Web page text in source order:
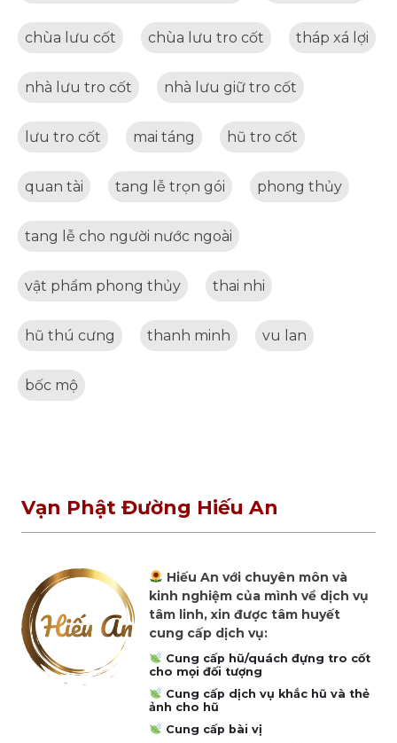
chùa lưu cốt chùa lưu tro cốt tháp xá lợi
nhà lưu tro cốt nhà lưu giữ tro cốt
lưu tro cốt mai táng hũ tro cốt
quan tài tang lễ trọn gói phong thủy
tang lễ cho người nước ngoài
vật phẩm phong thủy thai nhi
hũ thú cưng thanh minh vu lan
bốc mộ
Vạn Phật Đường Hiếu An
Hiếu An với chuyên môn và
kinh nghiệm của mình về dịch vụ
tâm linh, xin được tâm huyết
cung cấp dịch vụ:
Cung cấp hũ/quách đựng tro cốt
cho mọi đối tượng
Cung cấp dịch vụ khắc hũ và thẻ
ảnh cho hũ
Cung cấp bài vị